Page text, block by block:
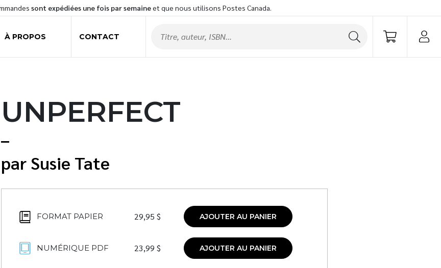
sont expédiées une fois par semaineet que nous utilisons Postes Canada.
À PROPOS CONTACT
UNPERFECT
Susie Tate
FORMAT PAPIER 29,95 $ AJOUTER AU PANIER
NUMÉRIQUE PDF 23,99 $ AJOUTER AU PANIER